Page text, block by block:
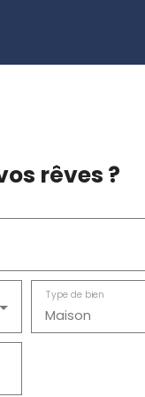
rêves ?
Maison
Type de bien